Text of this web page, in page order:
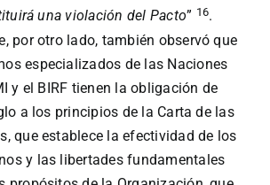
una violación del Pacto” 16.
por otro lado, también observó que
especializados de las Naciones
y el BIRF tienen la obligación de
a los principios de la Carta de las
que establece la efectividad de los
y las libertades fundamentales